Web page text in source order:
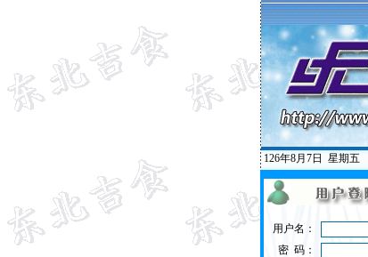
126年8月7日 星期五
用户名：
密 码：